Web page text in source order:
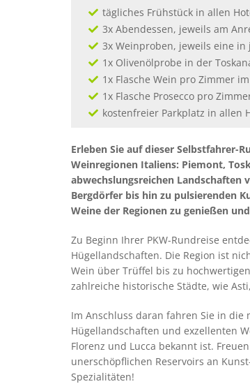
tägliches Frühstück in allen
3x Abendessen, jeweils am
3x Weinproben, jeweils eine in
1x Olivenölprobe in der
1x Flasche Wein pro Zimmer
1x Flasche Prosecco pro
kostenfreier Parkplatz in allen
Erleben Sie auf dieser Selbstfahrer-
Weinregionen Italiens: Piemont,
abwechslungsreichen Landschaften
Bergdörfer bis hin zu pulsierenden
Weine der Regionen zu genießen
Zu Beginn Ihrer PKW-Rundreise
Hügellandschaften. Die Region ist
Wein über Trüffel bis zu
zahlreiche historische Städte, wie
Im Anschluss daran fahren Sie in die
Hügellandschaften und exzellenten
Florenz und Lucca bekannt ist.
unerschöpflichen Reservoirs an
Spezialitäten!